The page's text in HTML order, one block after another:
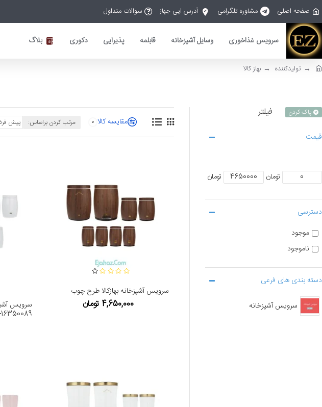
صفحه اصلی مشاوره تلگرامی آدرس ایی جهاز سوالات متداول
سرویس غذاخوری وسایل آشپزخانه قابلمه پذیرایی دکوری بلاگ
تولیدکننده بهاز کالا
فیلتر پاک کردن
قیمت
تومان تومان
دسته بندی های فرعی
سرویس آشپزخانه
دسترسی
موجود
ناموجود
مقایسه کالا 0 مرتب کردن براساس:
سرویس آشپزخانه بهازکالا طرح چوب
4,650,000 تومان
16350089-16350108